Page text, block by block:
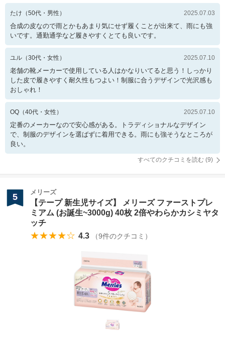
たけ （50代・ 男性 ） 2025.07.03
合成の皮なので雨とかもあまり気にせず履くことが出来て、雨にも強
いです。通勤通学など履きやすくとても良いです。
ユル （30代・ 女性 ） 2025.07.10
老舗の靴メーカーで使用している人はかなりいてると思う！しっかり
した皮で履きやすく耐久性もつよい！制服に合うデザインで光沢感も
おしゃれ！
OQ （40代・ 女性 ） 2025.07.10
定番のメーカーなので安心感がある。トラディショナルなデザイン
で、制服のデザインを選ばずに着用できる。雨にも強そうなところが
良い。
すべてのクチコミを読む (9)
5 メリーズ
【テープ 新生児サイズ】 メリーズ ファーストプレ
ミアム (お誕生~3000g) 40枚 2倍やわらかカシミヤタ
ッチ
★★★★☆ 4.3 （9件のクチコミ）